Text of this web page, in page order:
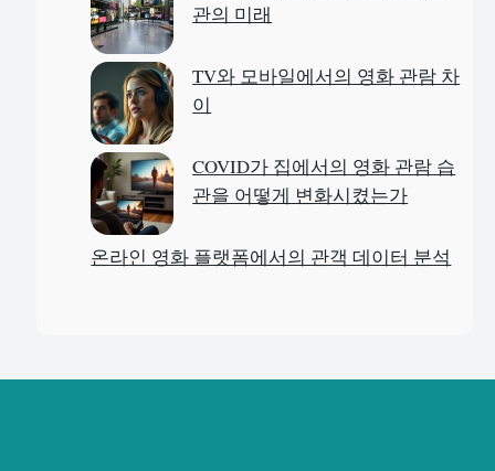
관의 미래
TV와 모바일에서의 영화 관람 차
이
COVID가 집에서의 영화 관람 습
관을 어떻게 변화시켰는가
온라인 영화 플랫폼에서의 관객 데이터 분석